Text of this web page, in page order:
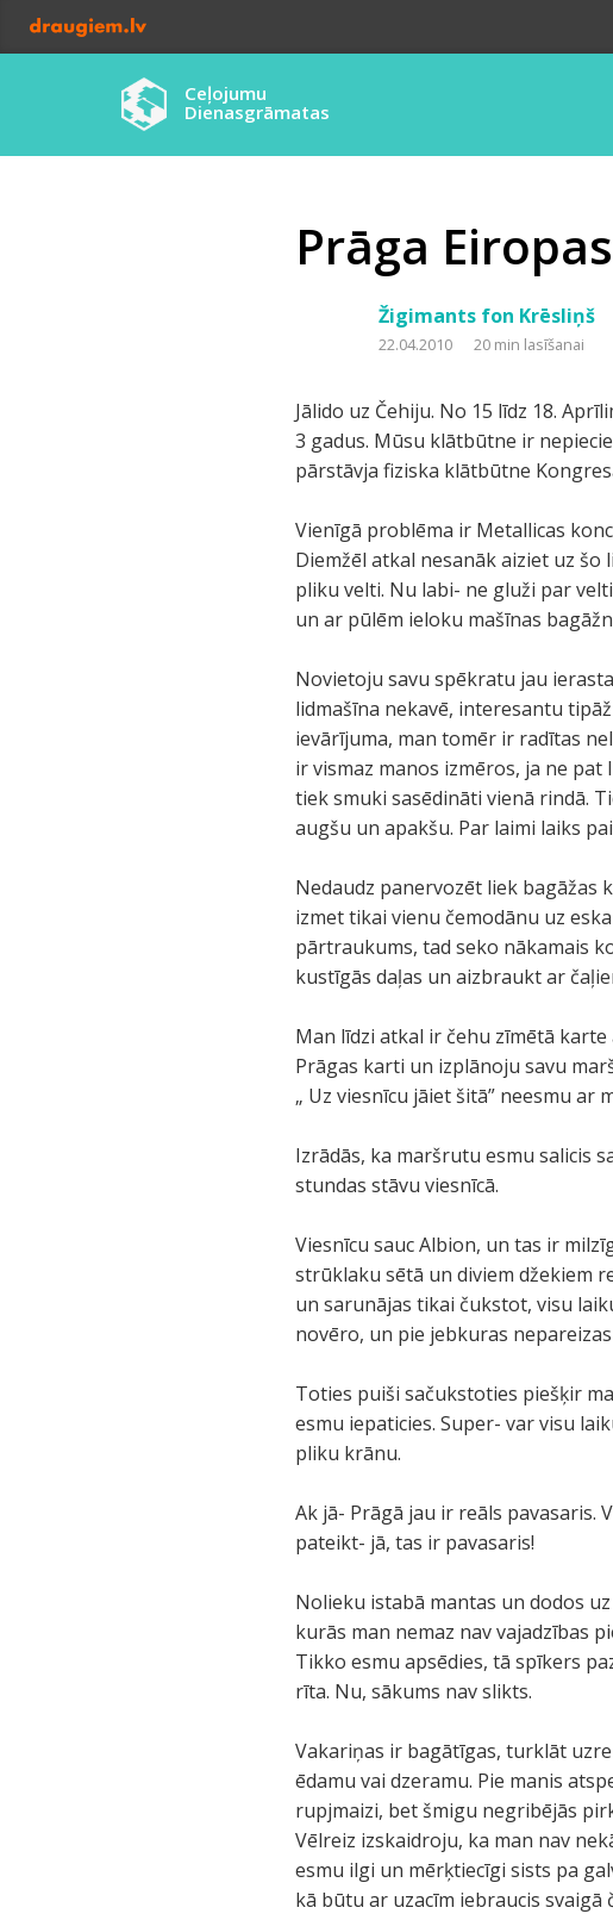
Ceļojumu
Dienasgrāmatas
Prāga
Žigimants fon Krēsliņš
22.04.2010 20 min lasīšanai
Jālido uz Čehiju. No 15 līdz 18.
3 gadus. Mūsu klātbūtne ir
pārstāvja fiziska klātbūtne
Vienīgā problēma ir Metallicas
Diemžēl atkal nesanāk aiziet uz
pliku velti. Nu labi- ne gluži par
un ar pūlēm ieloku mašīnas
Novietoju savu spēkratu jau
lidmašīna nekavē, interesantu
ievārījuma, man tomēr ir radītas
ir vismaz manos izmēros, ja ne
tiek smuki sasēdināti vienā rindā.
augšu un apakšu. Par laimi laiks
Nedaudz panervozēt liek
izmet tikai vienu čemodānu uz
pārtraukums, tad seko nākamais
kustīgās daļas un aizbraukt ar
Man līdzi atkal ir čehu zīmētā
Prāgas karti un izplānoju savu
„ Uz viesnīcu jāiet šitā” neesmu ar
Izrādās, ka maršrutu esmu salicis
stundas stāvu viesnīcā.
Viesnīcu sauc Albion, un tas ir
strūklaku sētā un diviem džekiem
un sarunājas tikai čukstot, visu
novēro, un pie jebkuras
Toties puiši sačukstoties piešķir
esmu iepaticies. Super- var visu
pliku krānu.
Ak jā- Prāgā jau ir reāls pavasaris.
pateikt- jā, tas ir pavasaris!
Nolieku istabā mantas un dodos
kurās man nemaz nav vajadzības
Tikko esmu apsēdies, tā spīkers
rīta. Nu, sākums nav slikts.
Vakariņas ir bagātīgas, turklāt
ēdamu vai dzeramu. Pie manis
rupjmaizi, bet šmigu negribējās
Vēlreiz izskaidroju, ka man nav
esmu ilgi un mērķtiecīgi sists pa
kā būtu ar uzacīm iebraucis svaigā